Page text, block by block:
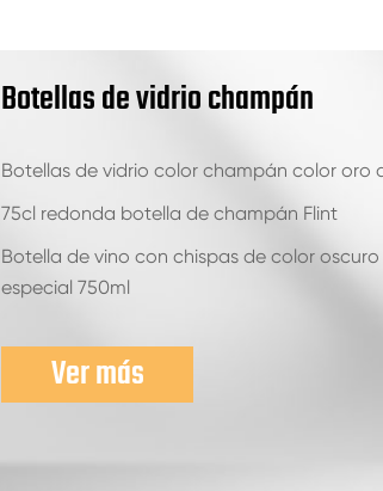
Botellas de vidrio champán
Botellas de vidrio color champán color oro
75cl redonda botella de champán Flint
Botella de vino con chispas de color oscuro
especial 750ml
Ver más